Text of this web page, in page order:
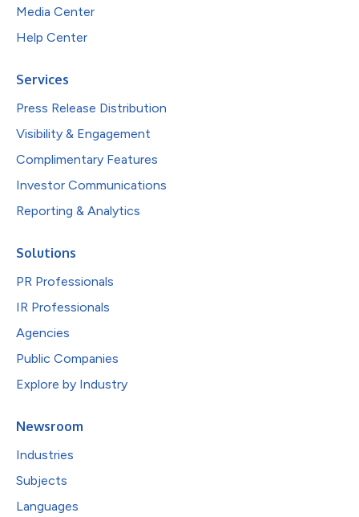
Media Center
Help Center
Services
Press Release Distribution
Visibility & Engagement
Complimentary Features
Investor Communications
Reporting & Analytics
Solutions
PR Professionals
IR Professionals
Agencies
Public Companies
Explore by Industry
Newsroom
Industries
Subjects
Languages